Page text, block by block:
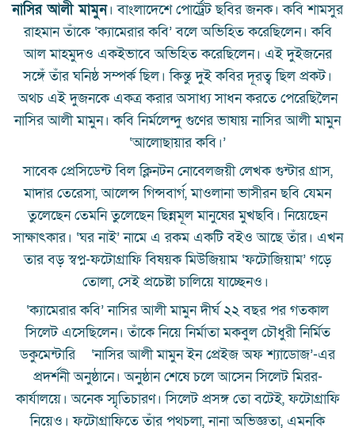
নাসির আলী মামুন। বাংলাদেশে পোর্ট্রেট ছবির জনক। কবি শামসুর
রাহমান তাঁকে ‘ক্যামেরার কবি’ বলে অভিহিত করেছিলেন। কবি
আল মাহমুদও একইভাবে অভিহিত করেছিলেন। এই দুইজনের
সঙ্গেঁ তাঁর ঘনিষ্ঠ সম্পর্ক ছিল। কিন্তু দুই কবির দূরত্ব ছিল প্রকট।
অথচ এই দুজনকে একত্র করার অসাধ্য সাধন করতে পেরেছিলৈন
নাসির আলী মামুন। কবি নির্মলেন্দু গুণের ভাষায় নাসির আলী মামুন
‘আলোছায়ার কবি।’
সাবেক প্রেসিডেন্ট বিল ক্লিনটন নোবেলজয়ী লেখক গুন্টার গ্রাস,
মাদার তেরেসা, আলেন্স গিন্সবার্গ, মাওলানা ভাসীরন ছবি যেমন
তুলেছেন তেমনি তুলেছেন ছিন্নমূল মানুষের মুখছবি। নিয়েছেন
সাক্ষাৎকার। ‘ঘর নাই’ নামে এ রকম একটি বইও আছে তাঁর। এখন
তার বড় স্বপ্ন-ফটোগ্রাফি বিষয়ক মিউজিয়াম ‘ফটোজিয়াম’ গড়ে
তোলা, সেই প্রচেষ্টা চালিয়ে যাচ্ছেনও।
‘ক্যামেরার কবি’ নাসির আলী মামুন দীর্ঘ ২২ বছর পর গতকাল
সিলেট এসেছিলেন। তাঁকে নিয়ে নির্মাতা মকবুল চৌধুরী নির্মিত
ডকুমেন্টারি ‘নাসির আলী মামুন ইন প্রেইজ অফ শ্যাডোজ’-এর
প্রদর্শনী অনুষ্ঠানে। অনুষ্ঠান শেষে চলে আসেন সিলেট মিরর-
কার্যালয়ে। অনেক স্মৃতিচারণ। সিলেট প্রসঙ্গ তো বটেই, ফটোগ্রাফি
নিয়েও। ফটোগ্রাফিতে তাঁর পথচলা, নানা অভিজ্ঞতা, এমনকি